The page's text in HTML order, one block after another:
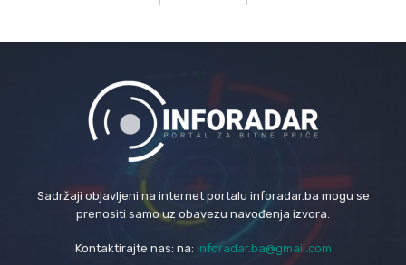
Sadržaji objavljeni na internet portalu inforadar.ba mogu se
prenositi samo uz obavezu navođenja izvora.
Kontaktirajte nas: na: inforadar.ba@gmail.com